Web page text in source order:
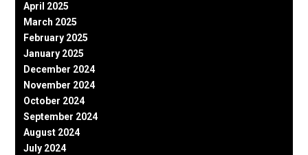
April 2025
March 2025
February 2025
January 2025
December 2024
November 2024
October 2024
September 2024
August 2024
July 2024